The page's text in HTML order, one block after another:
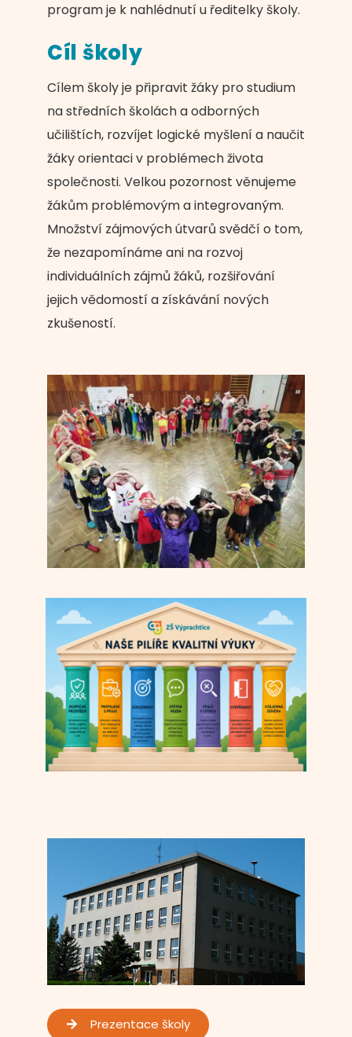
program je k nahlédnutí u ředitelky školy.
Cíl školy
Cílem školy je připravit žáky pro studium
na středních školách a odborných
učilištích, rozvíjet logické myšlení a naučit
žáky orientaci v problémech života
společnosti. Velkou pozornost věnujeme
žákům problémovým a integrovaným.
Množství zájmových útvarů svědčí o tom,
že nezapomínáme ani na rozvoj
individuálních zájmů žáků, rozšiřování
jejich vědomostí a získávání nových
zkušeností.
Prezentace školy